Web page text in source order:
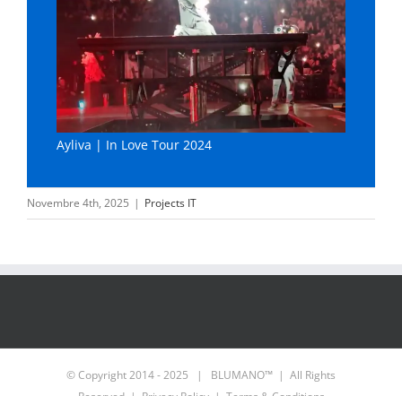
Ayliva | In Love Tour 2024
Novembre 4th, 2025 | Projects IT
© Copyright 2014 - 2025 | BLUMANO™ | All Rights